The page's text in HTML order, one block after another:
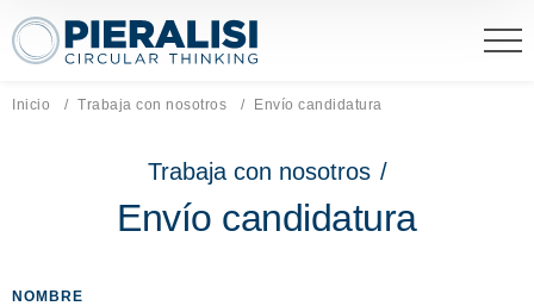
Pieralisi Maip Spa
Inicio Trabaja con nosotros Página actual:
Envío candidatura
Trabaja con nosotros /
Envío candidatura
NOMBRE